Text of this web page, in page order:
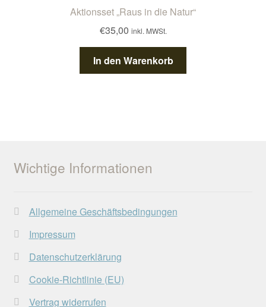
Aktionsset „Raus in die Natur“
€35,00 inkl. MWSt.
In den Warenkorb
Wichtige Informationen
Allgemeine Geschäftsbedingungen
Impressum
Datenschutzerklärung
Cookie-Richtlinie (EU)
Vertrag widerrufen